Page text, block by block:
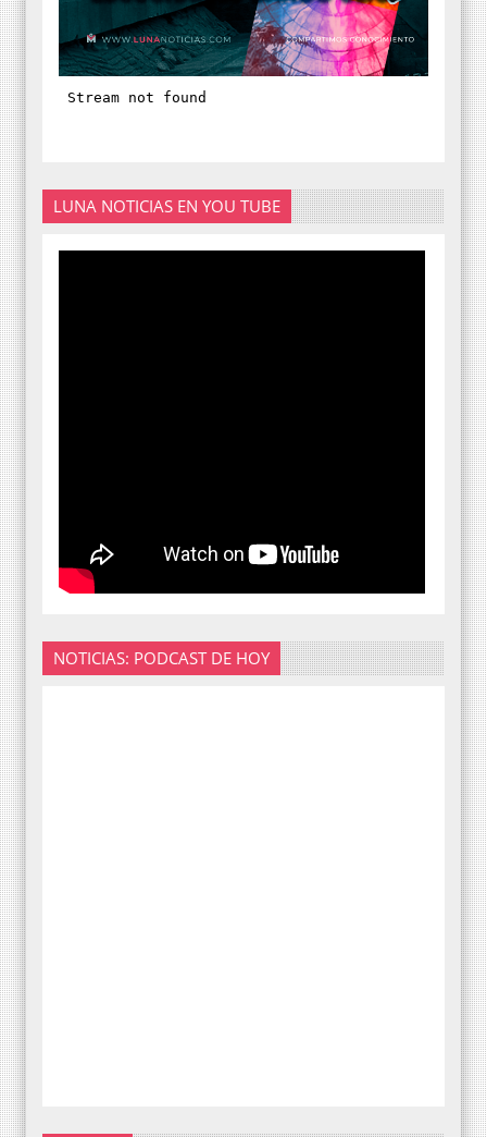
LUNA NOTICIAS EN YOU TUBE
NOTICIAS: PODCAST DE HOY